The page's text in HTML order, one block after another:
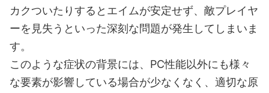
カクついたりするとエイムが安定せず、敵プレイヤ
ーを見失うといった深刻な問題が発生してしまいま
す。
このような症状の背景には、PC性能以外にも様々
な要素が影響している場合が少なくなく、適切な原